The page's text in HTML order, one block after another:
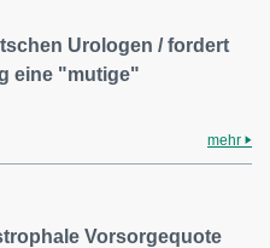
Urologen / fordert
eine "mutige"
mehr
Vorsorgequote